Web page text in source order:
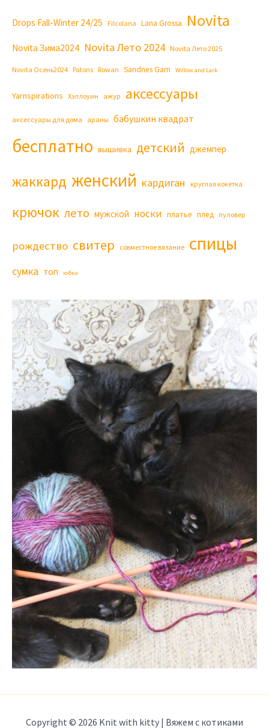
Drops Fall-Winter 24/25 Filcolana Lana Grossa Novita
Novita Зима2024 Novita Лето 2024 Novita Лето 2025
Novita Осень2024 Patons Rowan Sandnes Garn Willow and Lark
Yarnspirations Хэллоуин ажур аксессуары
аксессуары для дома араны бабушкин квадрат
бесплатно вышивка детский джемпер
жаккард женский кардиган круглая кокетка
крючок лето мужской носки платье плед пуловер
рождество свитер совместное вязание спицы
сумка топ юбка
Copyright © 2026 Knit with kitty | Вяжем с котиками